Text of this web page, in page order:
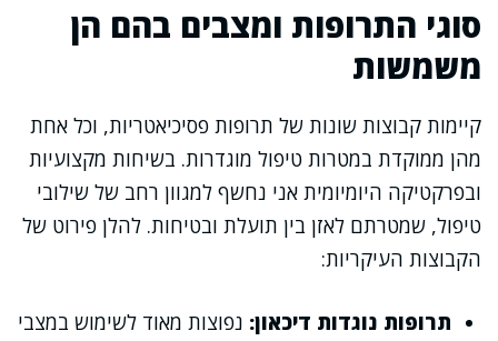
סוגי התרופות ומצבים בהם הן
משמשות
קיימות קבוצות שונות של תרופות פסיכיאטריות, וכל אחת
מהן ממוקדת במטרות טיפול מוגדרות. בשיחות מקצועיות
ובפרקטיקה היומיומית אני נחשף למגוון רחב של שילובי
טיפול, שמטרתם לאזן בין תועלת ובטיחות. להלן פירוט של
הקבוצות העיקריות:
תרופות נוגדות דיכאון: נפוצות מאוד לשימוש במצבי